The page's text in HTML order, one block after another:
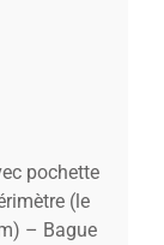
pochette
(le
– Bague